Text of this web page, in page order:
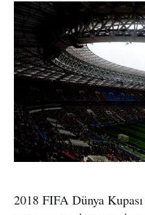
2018 FIFA Dünya